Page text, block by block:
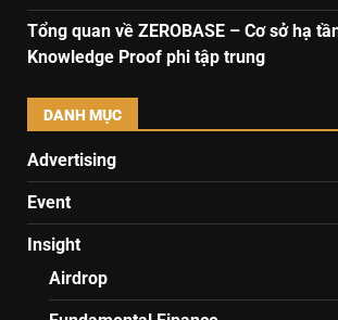
Tổng quan về ZEROBASE – Cơ sở hạ
Knowledge Proof phi tập trung
DANH MỤC
Advertising
Event
Insight
Airdrop